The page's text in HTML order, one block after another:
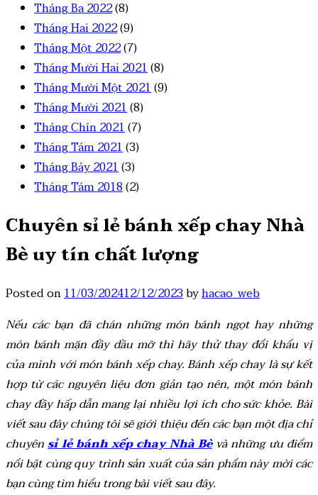
Tháng Ba 2022(8)
Tháng Hai 2022(9)
Tháng Một 2022(7)
Tháng Mười Hai 2021(8)
Tháng Mười Một 2021(9)
Tháng Mười 2021(8)
Tháng Chín 2021(7)
Tháng Tám 2021(3)
Tháng Bảy 2021(3)
Tháng Tám 2018(2)
Chuyên sỉ lẻ bánh xếp chay Nhà
Bè uy tín chất lượng
Posted on11/03/202412/12/2023byhacao_web
Nếu các bạn đã chán những món bánh ngọt hay những
món bánh mặn đầy dầu mỡ thì hãy thử thay đổi khẩu vị
của mình với món bánh xếp chay. Bánh xếp chay là sự kết
hợp từ các nguyên liệu đơn giản tạo nên, một món bánh
chay đầy hấp dẫn mang lại nhiều lợi ích cho sức khỏe. Bài
viết sau đây chúng tôi sẽ giới thiệu đến các bạn một địa chỉ
chuyênsỉ lẻ bánh xếp chay Nhà Bèvà những ưu điểm
nổi bật cùng quy trình sản xuất của sản phẩm này mời các
bạn cùng tìm hiểu trong bài viết sau đây.